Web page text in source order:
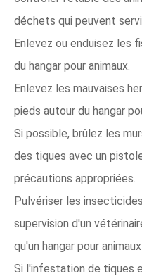
déchets qui peuvent
Enlevez ou enduisez les
du hangar pour animaux.
Enlevez les mauvaises
pieds autour du hangar
Si possible, brûlez les
des tiques avec un
précautions appropriées.
Pulvériser les
supervision d'un
qu'un hangar pour
Si l'infestation de tiques